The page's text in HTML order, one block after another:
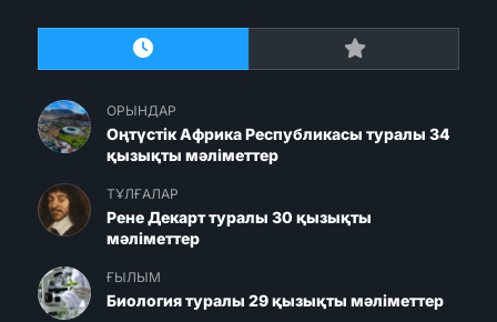
ОРЫНДАР
Оңтүстік Африка Республикасы туралы 34
қызықты мәліметтер
ТҰЛҒАЛАР
Рене Декарт туралы 30 қызықты
мәліметтер
ҒЫЛЫМ
Биология туралы 29 қызықты мәліметтер